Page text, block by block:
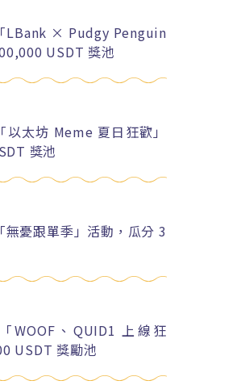
LBank × Pudgy Penguin
USDT 獎池
太坊 Meme 夏日狂歡」
獎池
憂跟單季」活動，瓜分 3
WOOF、QUID1 上線狂
USDT 獎勵池